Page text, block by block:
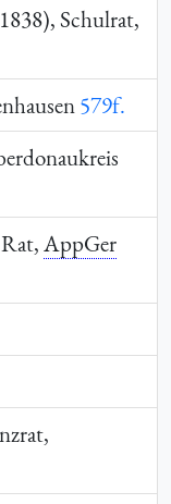
Schulrat,
579f.
AppGer